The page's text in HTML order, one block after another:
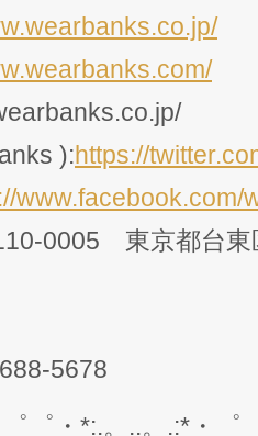
):https://
www.facebook.com/
0005 東京都台
5678
゜゜・*:.。..。.:*・